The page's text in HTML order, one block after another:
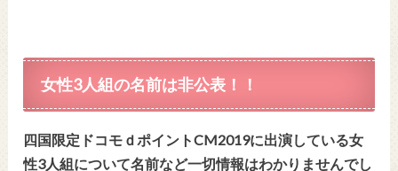
女性3人組の名前は非公表！！
四国限定ドコモｄポイントCM2019に出演している女
性3人組について名前など一切情報はわかりませんでし